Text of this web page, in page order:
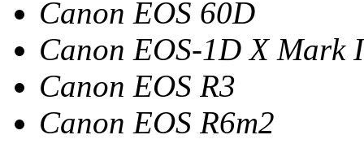
Canon EOS 60D
Canon EOS-1D X Mark
Canon EOS R3
Canon EOS R6m2